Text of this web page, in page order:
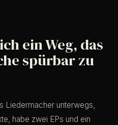
ein Weg, das
spürbar zu
Liedermacher unterwegs,
habe zwei EPs und ein